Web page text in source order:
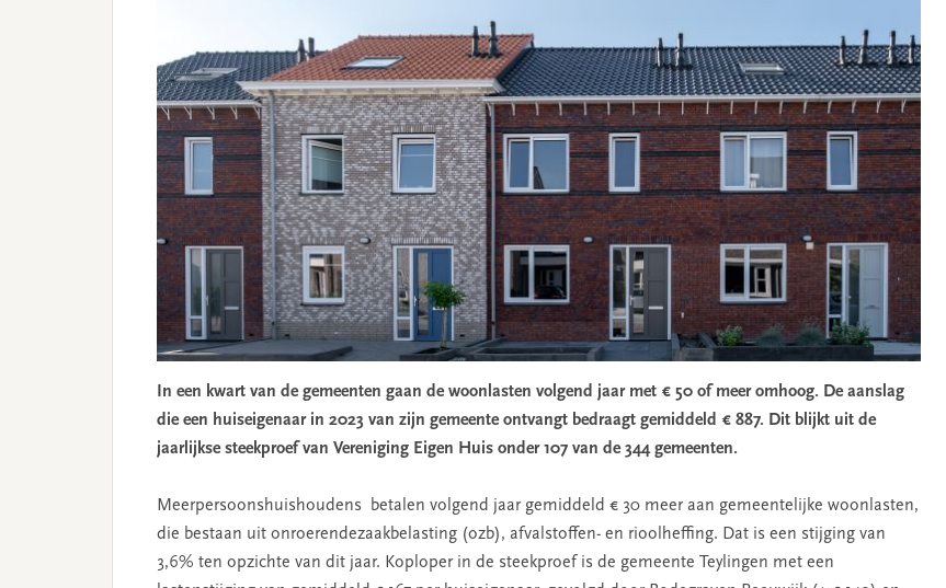
In een kwart van de gemeenten gaan de woonlasten volgend jaar met € 50 of meer omhoog. De aanslag
die een huiseigenaar in 2023 van zijn gemeente ontvangt bedraagt gemiddeld € 887. Dit blijkt uit de
jaarlijkse steekproef van Vereniging Eigen Huis onder 107 van de 344 gemeenten.
Meerpersoonshuishoudens betalen volgend jaar gemiddeld € 30 meer aan gemeentelijke woonlasten,
die bestaan uit onroerendezaakbelasting (ozb), afvalstoffen- en rioolheffing. Dat is een stijging van
3,6% ten opzichte van dit jaar. Koploper in de steekproef is de gemeente Teylingen met een